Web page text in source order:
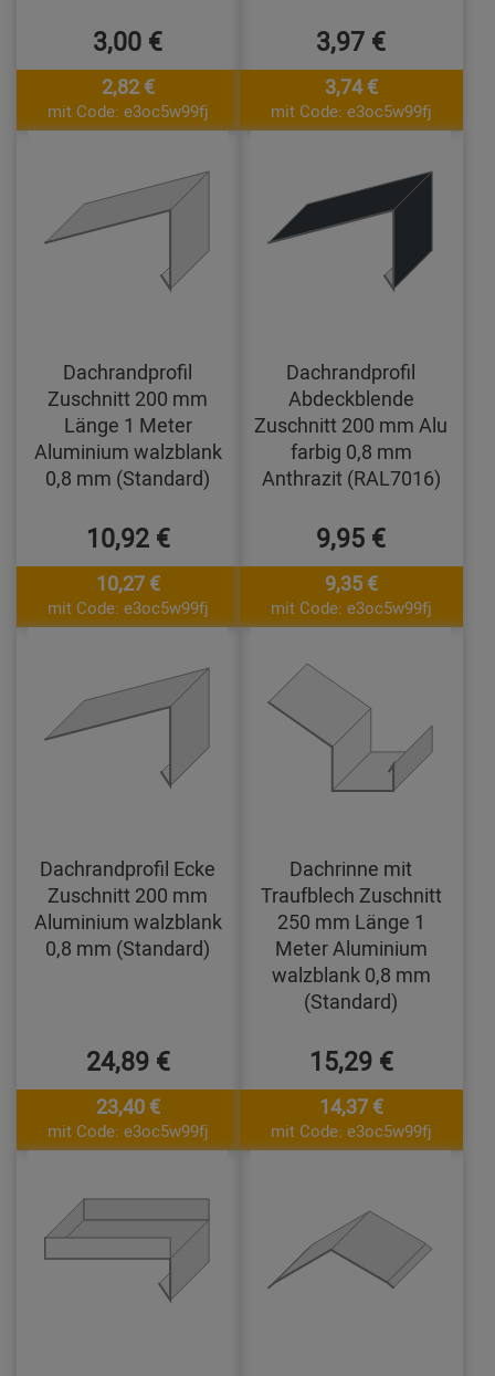
3,00 €
2,82 €
mit Code: e3oc5w99fj
3,97 €
3,74 €
mit Code: e3oc5w99fj
Dachrandprofil
Zuschnitt 200 mm
Länge 1 Meter
Aluminium walzblank
0,8 mm (Standard)
10,92 €
10,27 €
mit Code: e3oc5w99fj
Dachrandprofil
Abdeckblende
Zuschnitt 200 mm Alu
farbig 0,8 mm
Anthrazit (RAL7016)
9,95 €
9,35 €
mit Code: e3oc5w99fj
Dachrandprofil Ecke
Zuschnitt 200 mm
Aluminium walzblank
0,8 mm (Standard)
24,89 €
23,40 €
mit Code: e3oc5w99fj
Dachrinne mit
Traufblech Zuschnitt
250 mm Länge 1
Meter Aluminium
walzblank 0,8 mm
(Standard)
15,29 €
14,37 €
mit Code: e3oc5w99fj